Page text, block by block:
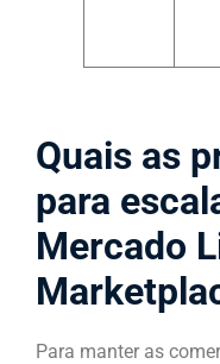
Quais as
para
Mercado
Para manter as